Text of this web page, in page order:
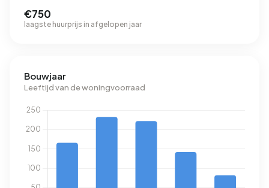
€750
laagste huurprijs in afgelopen jaar
Bouwjaar
Leeftijd van de woningvoorraad